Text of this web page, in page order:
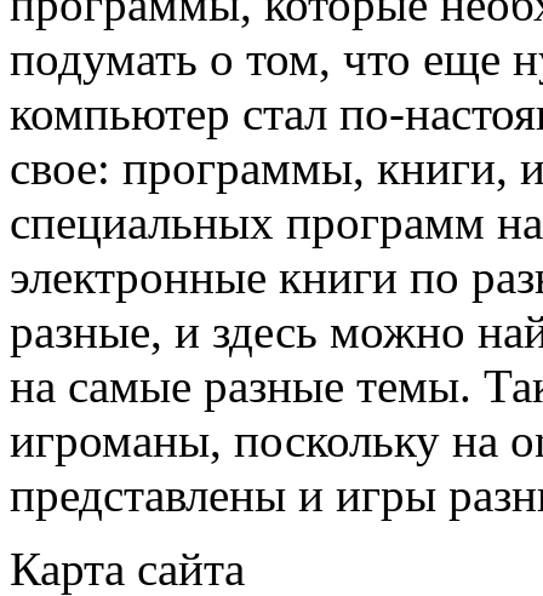
подумать о том, что еще
компьютер стал по-
свое: программы, книги,
специальных программ
электронные книги по
разные, и здесь можно
на самые разные темы.
игроманы, поскольку на
представлены и игры
Карта сайта